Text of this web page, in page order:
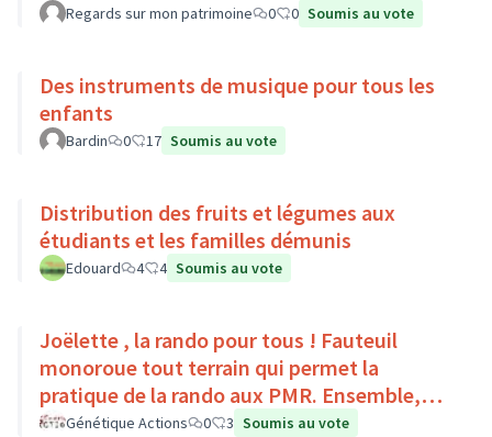
Regards sur mon patrimoine 0 0 Soumis au vote
Des instruments de musique pour tous les
enfants
Bardin 0 17 Soumis au vote
Distribution des fruits et légumes aux
étudiants et les familles démunis
Edouard 4 4 Soumis au vote
Joëlette , la rando pour tous ! Fauteuil
monoroue tout terrain qui permet la
pratique de la rando aux PMR. Ensemble,
faisons du sport :)
Génétique Actions 0 3 Soumis au vote